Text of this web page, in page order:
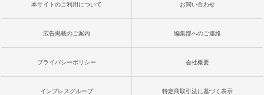
本サイトのご利用について お問い合わせ
広告掲載のご案内 編集部へのご連絡
プライバシーポリシー 会社概要
インプレスグループ 特定商取引法に基づく表示